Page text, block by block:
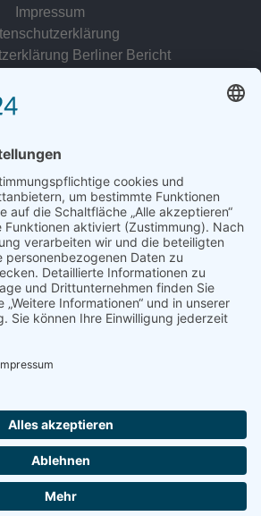
Impressum
Berliner Bericht
Baum. Alle Rechte vorbehalten.